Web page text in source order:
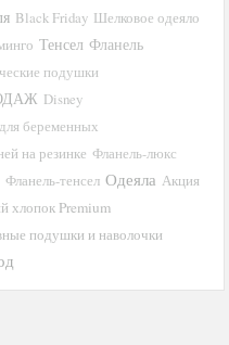
Black Friday Шелковое одеяло
Тенсел Фланель
подушки
Disney
беременных
на резинке Фланель-люкс
Фланель-тенсел Одеяла Акция
хлопок Premium
подушки и наволочки